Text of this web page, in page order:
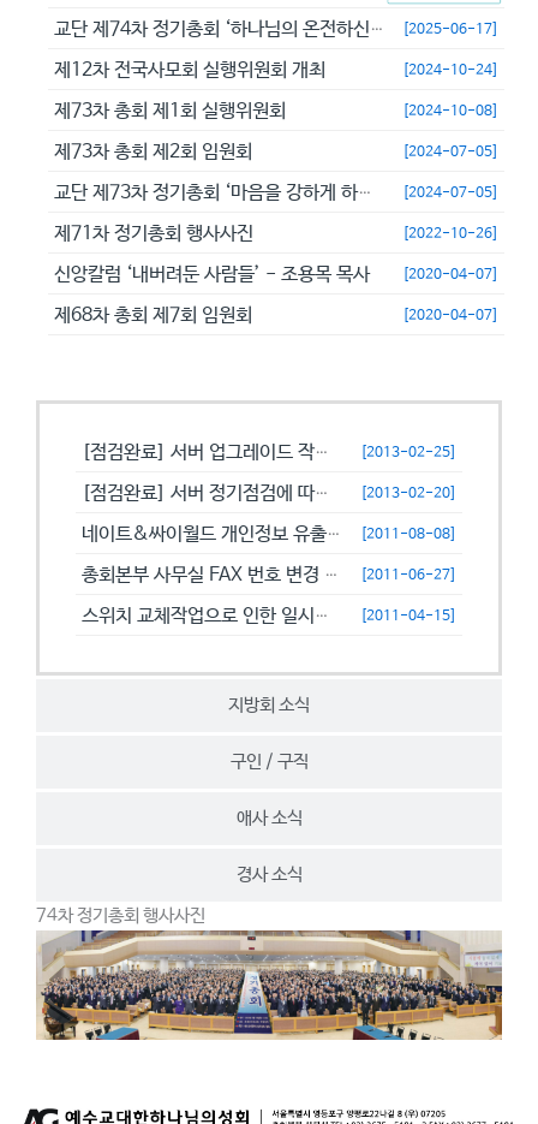
교단 제74차 정기총회 ‘하나님의 온전하신 뜻을 분별하자’ [2025-06-17]
제12차 전국사모회 실행위원회 개최 [2024-10-24]
제73차 총회 제1회 실행위원회 [2024-10-08]
제73차 총회 제2회 임원회 [2024-07-05]
교단 제73차 정기총회 ‘마음을 강하게 하고 극히 담대히 하라’ [2024-07-05]
제71차 정기총회 행사사진 [2022-10-26]
신앙칼럼 ‘내버려둔 사람들’ - 조용목 목사 [2020-04-07]
제68차 총회 제7회 임원회 [2020-04-07]
지방회 소식
구인 / 구직
애사 소식
경사 소식
[점검완료] 서버 업그레이드 작업으로 일시적으로 사용이 불안정할수 있습니... [2013-02-25]
[점검완료] 서버 정기점검에 따른 이용 제한 안내 [2013-02-20]
네이트&싸이월드 개인정보 유출에 따른 비밀번호 변경 캠페인! [2011-08-08]
총회본부 사무실 FAX 번호 변경 안내 [2011-06-27]
스위치 교체작업으로 인한 일시접속제한 안내 [2011-04-15]
74차 정기총회 행사사진